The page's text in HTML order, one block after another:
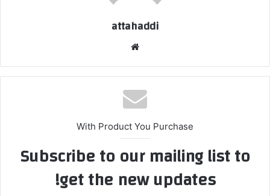
attahaddi
الوي
ب
With Product You Purchase
Subscribe to our mailing list to
get the new updates!